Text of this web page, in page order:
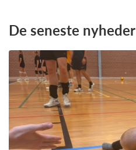
De seneste nyheder